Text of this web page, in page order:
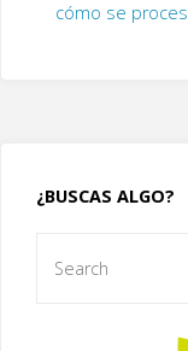
cómo se
¿BUSCAS ALGO?